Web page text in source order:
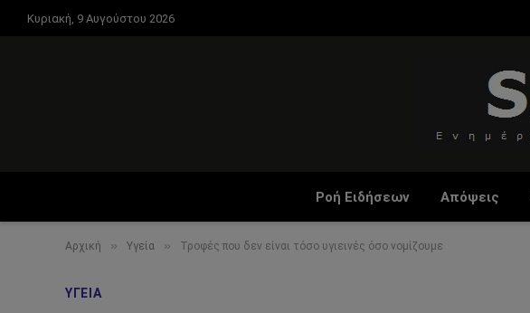
Κυριακή, 9 Αυγούστου 2026
Ροή Ειδήσεων Απόψεις
Αρχική » Υγεία » Τροφές που δεν είναι τόσο υγιεινές όσο νομίζουμε
ΥΓΕΊΑ